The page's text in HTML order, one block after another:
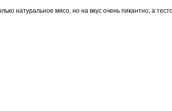
натуральное мясо, но на вкус очень пикантно, а